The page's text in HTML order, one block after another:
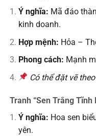
Ý nghĩa: Mã đáo
kinh doanh.
Hợp mệnh: Hỏa –
Phong cách: Mạnh
Có thể đặt vẽ
Tranh “Sen Trắng
Ý nghĩa: Hoa sen
yên.